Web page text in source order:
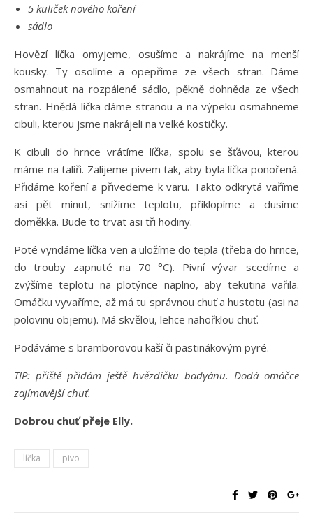
5 kuliček nového koření
sádlo
Hovězí líčka omyjeme, osušíme a nakrájíme na menší
kousky. Ty osolíme a opepříme ze všech stran. Dáme
osmahnout na rozpálené sádlo, pěkně dohněda ze všech
stran. Hnědá líčka dáme stranou a na výpeku osmahneme
cibuli, kterou jsme nakrájeli na velké kostičky.
K cibuli do hrnce vrátíme líčka, spolu se šťávou, kterou
máme na talíři. Zalijeme pivem tak, aby byla líčka ponořená.
Přidáme koření a přivedeme k varu. Takto odkrytá vaříme
asi pět minut, snížíme teplotu, přiklopíme a dusíme
doměkka. Bude to trvat asi tři hodiny.
Poté vyndáme líčka ven a uložíme do tepla (třeba do hrnce,
do trouby zapnuté na 70 °C). Pivní vývar scedíme a
zvýšíme teplotu na plotýnce naplno, aby tekutina vařila.
Omáčku vyvaříme, až má tu správnou chuť a hustotu (asi na
polovinu objemu). Má skvělou, lehce nahořklou chuť.
Podáváme s bramborovou kaší či pastinákovým pyré.
TIP: příště přidám ještě hvězdičku badyánu. Dodá omáčce
zajímavější chuť.
Dobrou chuť přeje Elly.
líčka pivo